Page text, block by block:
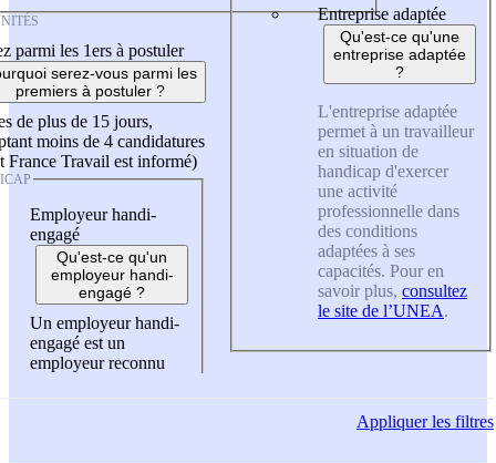
parmi les 1ers à postuler
serez-vous parmi les
premiers à postuler ?
de plus de 15 jours,
moins de 4 candidatures
France Travail est informé)
Employeur handi-
engagé
Qu'est-ce qu'un
employeur handi-
engagé ?
Un employeur handi-
engagé est un
employeur reconnu
Entreprise adaptée
Qu'est-ce qu'une
entreprise adaptée
?
L'entreprise adaptée
permet à un travailleur
en situation de
handicap d'exercer
une activité
professionnelle dans
des conditions
adaptées à ses
capacités. Pour en
savoir plus, consultez
le site de l’UNEA.
Appliquerles filtres